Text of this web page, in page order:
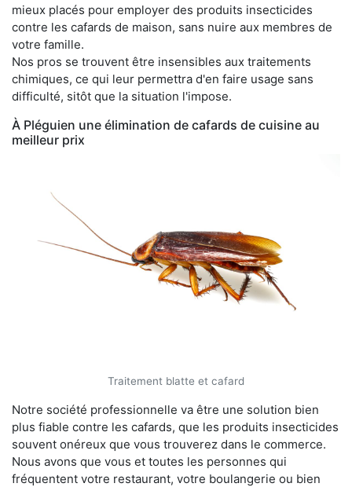
mieux placés pour employer des produits insecticides
contre les cafards de maison, sans nuire aux membres de
votre famille.
Nos pros se trouvent être insensibles aux traitements
chimiques, ce qui leur permettra d'en faire usage sans
difficulté, sitôt que la situation l'impose.
À Pléguien une élimination de cafards de cuisine au
meilleur prix
Traitement blatte et cafard
Notre société professionnelle va être une solution bien
plus fiable contre les cafards, que les produits insecticides
souvent onéreux que vous trouverez dans le commerce.
Nous avons que vous et toutes les personnes qui
fréquentent votre restaurant, votre boulangerie ou bien